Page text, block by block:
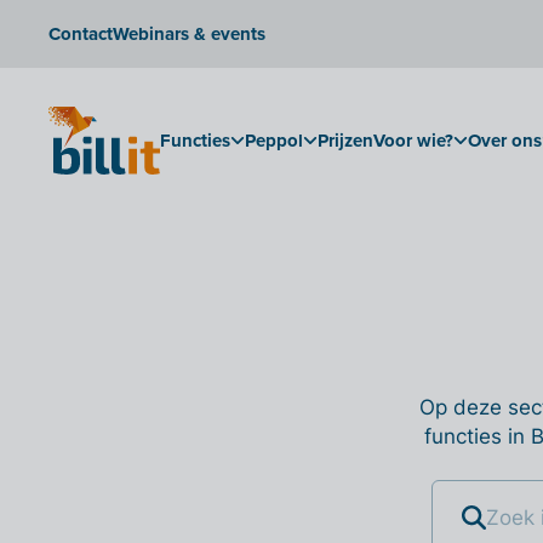
ContactWebinars & events
Functies Peppol PrijzenVoor wie? Over ons
Op deze
functies in